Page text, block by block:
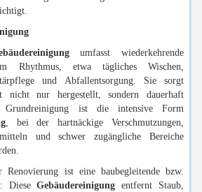
umfasst wiederkehrende
Rhythmus, etwa tägliches Wischen,
und Abfallentsorgung. Sie sorgt
nicht nur hergestellt, sondern dauerhaft
ist die intensive Form
, bei der hartnäckige Verschmutzungen,
und schwer zugängliche Bereiche
Renovierung ist eine baubegleitende bzw.
DieseGebäudereinigung entfernt Staub,